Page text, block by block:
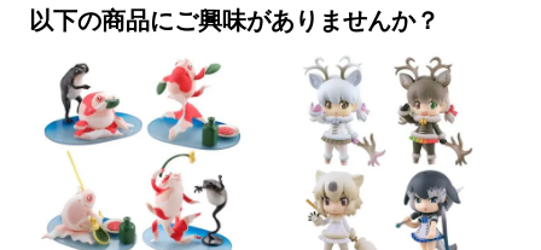
以下の商品にご興味がありませんか？